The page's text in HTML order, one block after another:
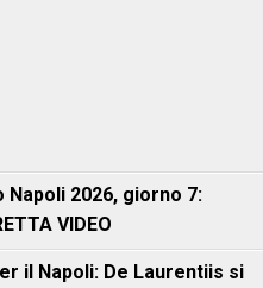
Napoli 2026, giorno 7:
VIDEO
il Napoli: De Laurentiis si